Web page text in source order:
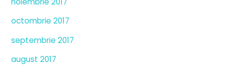
octombrie 2017
septembrie 2017
august 2017